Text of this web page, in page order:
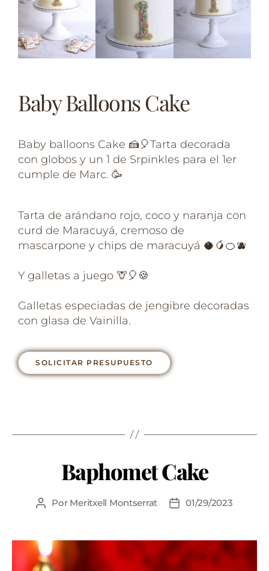
Baby Balloons Cake
Baby balloons Cake 🍰🎈Tarta decorada
con globos y un 1 de Srpinkles para el 1er
cumple de Marc. 🥳⁣
Tarta de arándano rojo, coco y naranja con
curd de Maracuyá, cremoso de
mascarpone y chips de maracuyá 🥥🥭🍊🫐⁣⁣
Y galletas a juego 🦒🎈🍪⁣
Galletas especiadas de jengibre decoradas
con glasa de Vainilla. ⁣
SOLICITAR PRESUPUESTO
Baphomet Cake
Por Meritxell Montserrat 01/29/2023